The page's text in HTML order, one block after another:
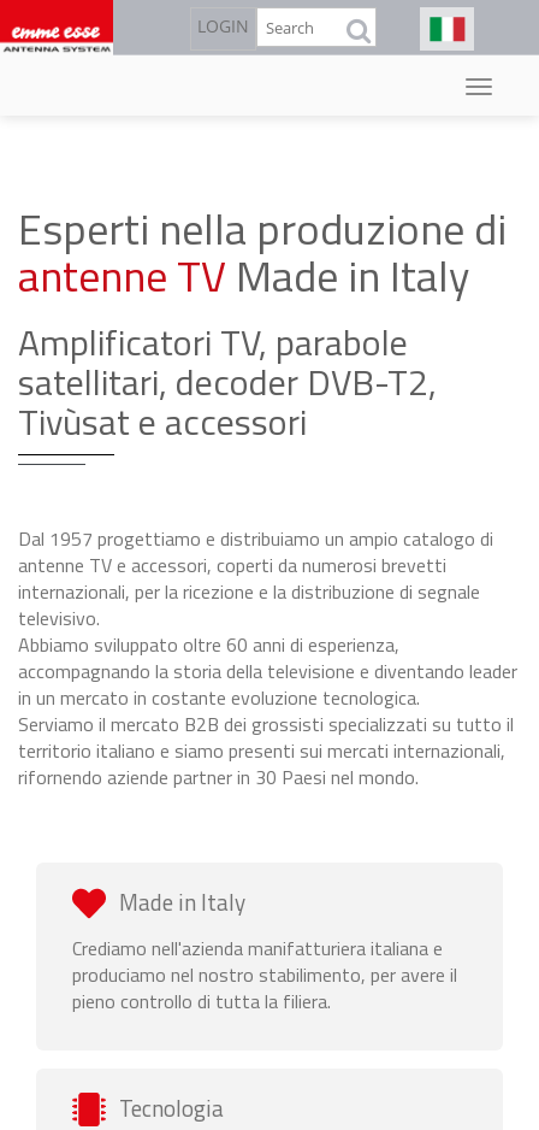
LOGIN Cerca
Esperti nella produzione di
antenne TV Made in Italy
Amplificatori TV, parabole
satellitari, decoder DVB-T2,
Tivùsat e accessori
Dal 1957 progettiamo e distribuiamo un ampio catalogo di
antenne TV e accessori, coperti da numerosi brevetti
internazionali, per la ricezione e la distribuzione di segnale
televisivo.
Abbiamo sviluppato oltre 60 anni di esperienza,
accompagnando la storia della televisione e diventando leader
in un mercato in costante evoluzione tecnologica.
Serviamo il mercato B2B dei grossisti specializzati su tutto il
territorio italiano e siamo presenti sui mercati internazionali,
rifornendo aziende partner in 30 Paesi nel mondo.
Made in Italy
Crediamo nell'azienda manifatturiera italiana e
produciamo nel nostro stabilimento, per avere il
pieno controllo di tutta la filiera.
Tecnologia